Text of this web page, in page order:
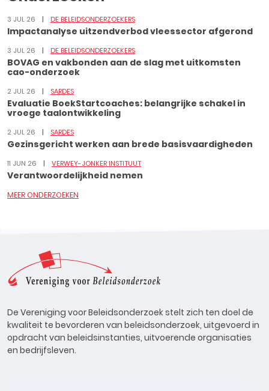
3 JUL 26 DE BELEIDSONDERZOEKERS
Impactanalyse uitzendverbod vleessector afgerond
3 JUL 26 DE BELEIDSONDERZOEKERS
BOVAG en vakbonden aan de slag met uitkomsten
cao-onderzoek
2 JUL 26 SARDES
Evaluatie BoekStartcoaches: belangrijke schakel in
vroege taalontwikkeling
2 JUL 26 SARDES
Gezinsgericht werken aan brede basisvaardigheden
11 JUN 26 VERWEY-JONKER INSTITUUT
Verantwoordelijkheid nemen
MEER ONDERZOEKEN
De Vereniging voor Beleidsonderzoek stelt zich ten doel de
kwaliteit te bevorderen van beleidsonderzoek, uitgevoerd in
opdracht van beleidsinstanties, uitvoerende organisaties
en bedrijfsleven.